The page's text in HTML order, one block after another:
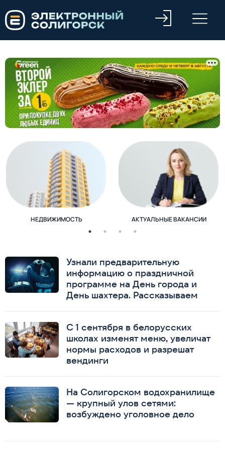
НЕДВИЖИМОСТЬ АКТУАЛЬНЫЕ ВАКАНСИИ
Узнали предварительную
информацию о праздничной
программе на День города и
День шахтера. Рассказываем
С 1 сентября в белорусских
школах изменят меню, увеличат
нормы расходов и разрешат
вендинги
На Солигорском водохранилище
— крупный улов сетями:
возбуждено уголовное дело